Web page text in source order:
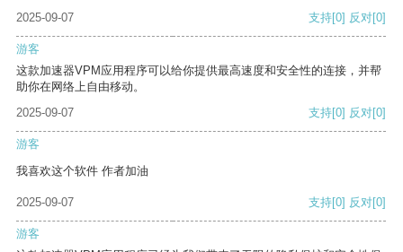
2025-09-07
支持[0] 反对[0]
游客
这款加速器VPM应用程序可以给你提供最高速度和安全性的连接，并帮
助你在网络上自由移动。
2025-09-07
支持[0] 反对[0]
游客
我喜欢这个软件 作者加油
2025-09-07 支持[0] 反对[0]
游客